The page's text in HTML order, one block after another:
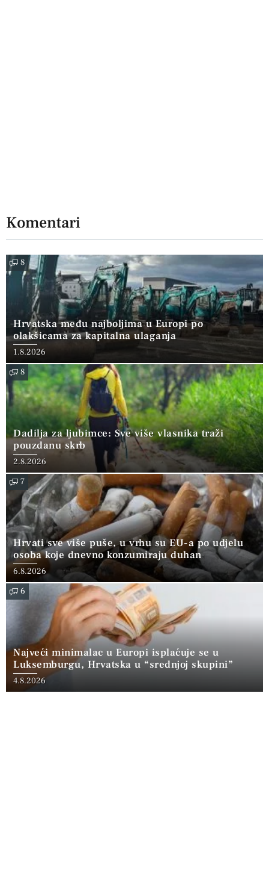
Komentari
8
Hrvatska među najboljima u Europi po
olakšicama za kapitalna ulaganja
1.8.2026
8
Dadilja za ljubimce: Sve više vlasnika traži
pouzdanu skrb
2.8.2026
7
Hrvati sve više puše, u vrhu su EU-a po udjelu
osoba koje dnevno konzumiraju duhan
6.8.2026
6
Najveći minimalac u Europi isplaćuje se u
Luksemburgu, Hrvatska u “srednjoj skupini”
4.8.2026